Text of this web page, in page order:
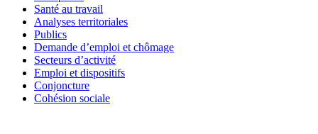
Santé au travail
Analyses territoriales
Publics
Demande d’emploi et chômage
Secteurs d’activité
Emploi et dispositifs
Conjoncture
Cohésion sociale